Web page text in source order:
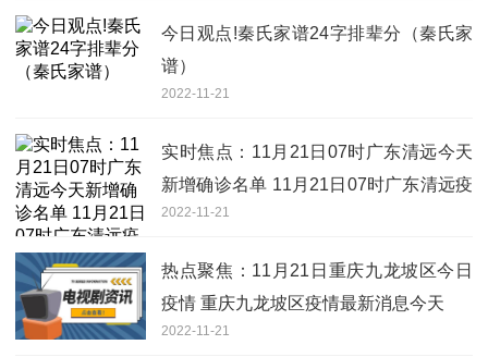
今日观点!秦氏家谱24字排辈分（秦氏家
谱）
2022-11-21
实时焦点：11月21日07时广东清远今天
新增确诊名单 11月21日07时广东清远疫
情防控政策最新通知
2022-11-21
热点聚焦：11月21日重庆九龙坡区今日
疫情 重庆九龙坡区疫情最新消息今天
2022-11-21